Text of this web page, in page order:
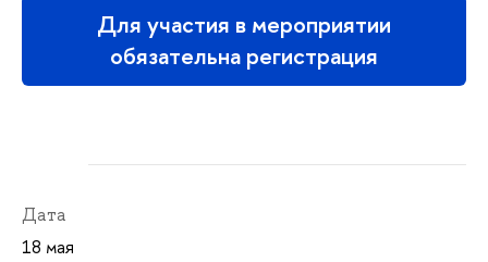
Для участия в мероприятии
обязательна регистрация
Дата
18 мая